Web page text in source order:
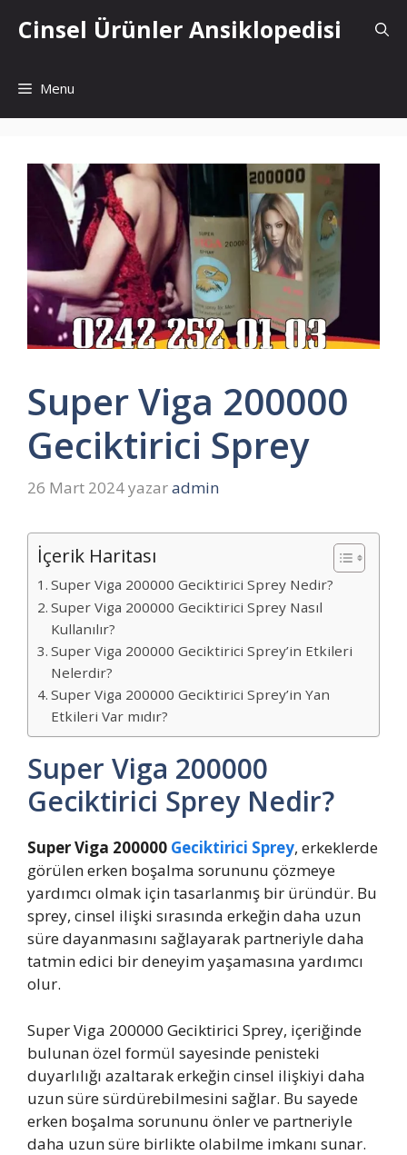
atlaCinsel Ürünler Ansiklopedisi
Menu
Super Viga 200000
Geciktirici Sprey
26 Mart 2024yazaradmin
İçerik Haritası
Super Viga 200000 Geciktirici Sprey Nedir?
Super Viga 200000 Geciktirici Sprey Nasıl
Kullanılır?
Super Viga 200000 Geciktirici Sprey’in Etkileri
Nelerdir?
Super Viga 200000 Geciktirici Sprey’in Yan
Etkileri Var mıdır?
Super Viga 200000
Geciktirici Sprey Nedir?
Super Viga 200000 Geciktirici Sprey, erkeklerde
görülen erken boşalma sorununu çözmeye
yardımcı olmak için tasarlanmış bir üründür. Bu
sprey, cinsel ilişki sırasında erkeğin daha uzun
süre dayanmasını sağlayarak partneriyle daha
tatmin edici bir deneyim yaşamasına yardımcı
olur.
Super Viga 200000 Geciktirici Sprey, içeriğinde
bulunan özel formül sayesinde penisteki
duyarlılığı azaltarak erkeğin cinsel ilişkiyi daha
uzun süre sürdürebilmesini sağlar. Bu sayede
erken boşalma sorununu önler ve partneriyle
daha uzun süre birlikte olabilme imkanı sunar.